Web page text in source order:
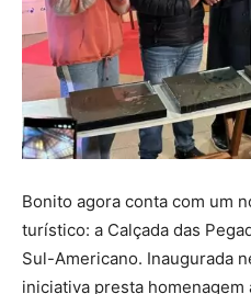
Bonito agora conta com um
turístico: a Calçada das
Sul-Americano. Inaugurada
iniciativa presta